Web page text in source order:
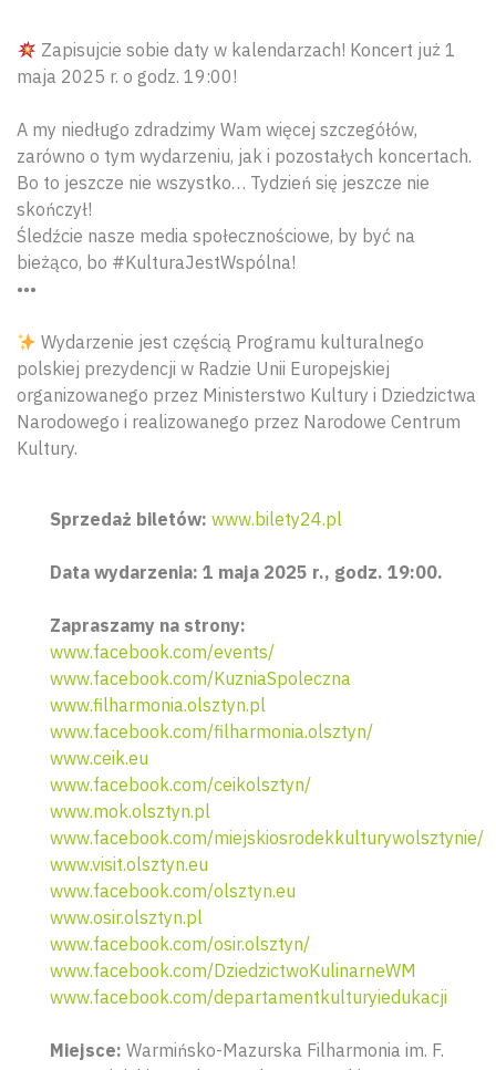
Zapisujcie sobie daty w kalendarzach! Koncert już 1
maja 2025 r. o godz. 19:00!
A my niedługo zdradzimy Wam więcej szczegółów,
zarówno o tym wydarzeniu, jak i pozostałych koncertach.
Bo to jeszcze nie wszystko… Tydzień się jeszcze nie
skończył!
Śledźcie nasze media społecznościowe, by być na
bieżąco, bo #KulturaJestWspólna!
•••
Wydarzenie jest częścią Programu kulturalnego
polskiej prezydencji w Radzie Unii Europejskiej
organizowanego przez Ministerstwo Kultury i Dziedzictwa
Narodowego i realizowanego przez Narodowe Centrum
Kultury.
Sprzedaż biletów: www.bilety24.pl
Data wydarzenia: 1 maja 2025 r., godz. 19:00.
Zapraszamy na strony:
www.facebook.com/events/
www.facebook.com/KuzniaSpoleczna
www.filharmonia.olsztyn.pl
www.facebook.com/filharmonia.olsztyn/
www.ceik.eu
www.facebook.com/ceikolsztyn/
www.mok.olsztyn.pl
www.facebook.com/miejskiosrodekkulturywolsztynie/
www.visit.olsztyn.eu
www.facebook.com/olsztyn.eu
www.osir.olsztyn.pl
www.facebook.com/osir.olsztyn/
www.facebook.com/DziedzictwoKulinarneWM
www.facebook.com/departamentkulturyiedukacji
Miejsce: Warmińsko-Mazurska Filharmonia im. F.